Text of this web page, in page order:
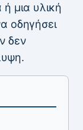
μια υλική
οδηγήσει
δεν